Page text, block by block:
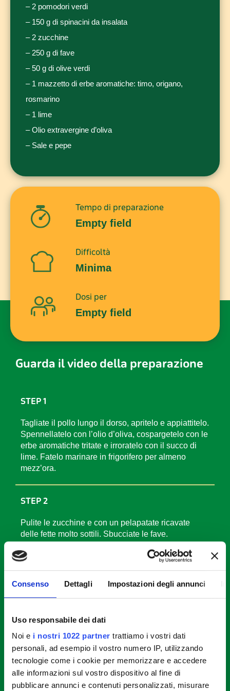
Consenso Dettagli Impostazioni degli annunci
Uso responsabile dei dati
Noi e i nostri 1022 partner trattiamo i vostri dati
personali, ad esempio il vostro numero IP, utilizzando
tecnologie come i cookie per memorizzare e accedere
alle informazioni sul vostro dispositivo al fine di
pubblicare annunci e contenuti personalizzati, misurare
– 2 pomodori verdi
– 150 g di spinacini da insalata
– 2 zucchine
– 250 g di fave
– 50 g di olive verdi
– 1 mazzetto di erbe aromatiche: timo, origano,
rosmarino
– 1 lime
– Olio extravergine d’oliva
– Sale e pepe
Tempo di preparazione
Empty field
Difficoltà
Minima
Dosi per
Empty field
STEP 1
Tagliate il pollo lungo il dorso, apritelo e appiattitelo.
Spennellatelo con l’olio d’oliva, cospargetelo con le
erbe aromatiche tritate e irroratelo con il succo di
lime. Fatelo marinare in frigorifero per almeno
mezz’ora.
STEP 2
Pulite le zucchine e con un pelapatate ricavate
delle fette molto sottili. Sbucciate le fave.
Fate scottare le fave in acqua salata in ebollizione
per un minuto, scolatele e privatele della pellicina
STEP 4
Fate scaldare una padella o una griglia,
appoggiatevi il pollo dalla parte della pelle,
premetelo bene e fatelo cuocere per 15 minuti circa
Guarda il video della preparazione